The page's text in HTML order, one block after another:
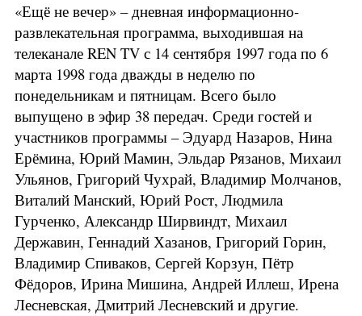
«Ещё не вечер» – дневная информационно-
развлекательная программа, выходившая на
телеканале REN TV с 14 сентября 1997 года по 6
марта 1998 года дважды в неделю по
понедельникам и пятницам. Всего было
выпущено в эфир 38 передач. Среди гостей и
участников программы – Эдуард Назаров, Нина
Ерёмина, Юрий Мамин, Эльдар Рязанов, Михаил
Ульянов, Григорий Чухрай, Владимир Молчанов,
Виталий Манский, Юрий Рост, Людмила
Гурченко, Александр Ширвиндт, Михаил
Державин, Геннадий Хазанов, Григорий Горин,
Владимир Спиваков, Сергей Корзун, Пётр
Фёдоров, Ирина Мишина, Андрей Иллеш, Ирена
Лесневская, Дмитрий Лесневский и другие.